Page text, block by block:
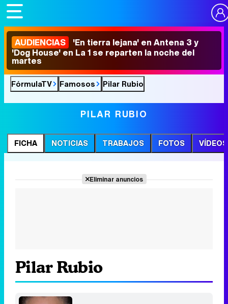
AUDIENCIAS 'En tierra lejana' en Antena 3 y
'Dog House' en La 1 se reparten la noche del
martes
FórmulaTV Famosos Pilar Rubio
PILAR RUBIO
FICHA NOTICIAS TRABAJOS FOTOS VÍDEOS
Eliminar anuncios
Pilar Rubio